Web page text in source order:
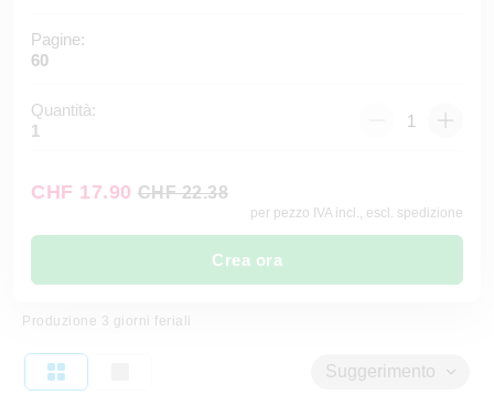
Pagine:
60
Quantità:
1
CHF 17.90 CHF 22.38
per pezzo IVA incl., escl. spedizione
Crea ora
Produzione 3 giorni feriali
Suggerimento